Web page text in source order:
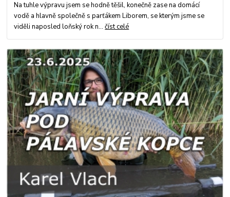
Na tuhle výpravu jsem se hodně těšil, konečně zase na domácí
vodě a hlavně společně s parťákem Liborem, se kterým jsme se
viděli naposled loňský rok n...číst celé